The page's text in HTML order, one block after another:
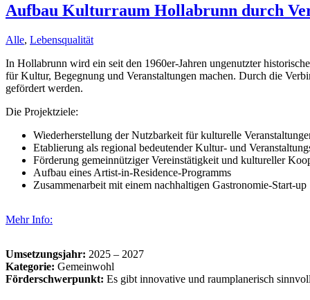
Aufbau Kulturraum Hollabrunn durch
Alle, Lebensqualität
In Hollabrunn wird ein seit den 1960er-Jahren ungenutzter
für Kultur, Begegnung und Veranstaltungen machen. Durch die
gefördert werden.
Die Projektziele:
Wiederherstellung der Nutzbarkeit für kulturelle
Etablierung als regional bedeutender Kultur- und
Förderung gemeinnütziger Vereinstätigkeit und kultureller
Aufbau eines Artist-in-Residence-Programms
Zusammenarbeit mit einem nachhaltigen Gastronomie-Start-up
Mehr Info:
Umsetzungsjahr: 2025 – 2027
Kategorie: Gemeinwohl
Förderschwerpunkt: Es gibt innovative und raumplanerisch